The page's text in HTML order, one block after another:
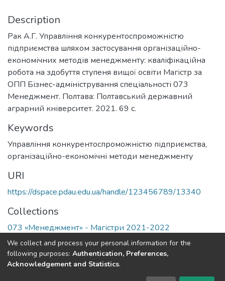
Description
Рак А.Г. Управління конкурентоспроможністю
підприємства шляхом застосування організаційно-
економічних методів менеджменту: кваліфікаційна
робота на здобуття ступеня вищої освіти Магістр за
ОПП Бізнес-адміністрування спеціальності 073
Менеджмент. Полтава: Полтавський державний
аграрний кніверситет. 2021. 69 с.
Keywords
Управління конкурентоспроможністю підприємства,
організаційно-економічні методи менеджменту
URI
https://dspace.pdau.edu.ua/handle/123456789/13340
Collections
073 «Менеджмент» - Магістри 2021-2022
Full item page
We collect and process your personal information for the
following purposes: Authentication, Preferences,
Acknowledgement and Statistics.